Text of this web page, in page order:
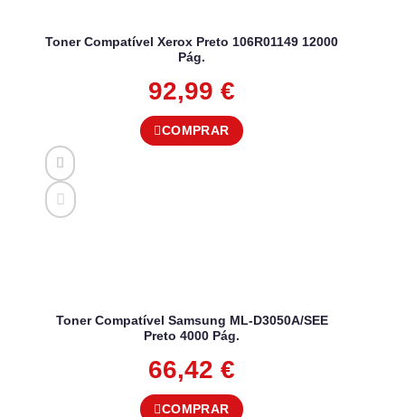
Toner Compatível Xerox Preto 106R01149 12000
Pág.
92,99 €
COMPRAR
Toner Compatível Samsung ML-D3050A/SEE
Preto 4000 Pág.
66,42 €
COMPRAR